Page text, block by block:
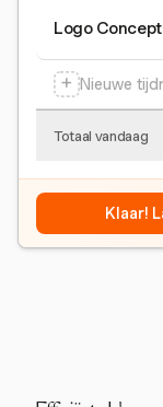
Logo
+ Nieuwe
Totaal vandaag
Klaar!